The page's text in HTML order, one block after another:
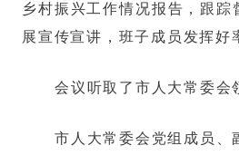
乡村振兴工作情况报告，跟
展宣传宣讲，班子成员发挥好
会议听取了市人大常委会
市人大常委会党组成员、